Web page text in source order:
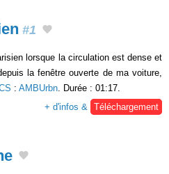
#1
lorsque la circulation est dense et
la fenêtre ouverte de ma voiture,
: AMBUrbn . Durée : 01:17.
+ d'infos &
Téléchargement